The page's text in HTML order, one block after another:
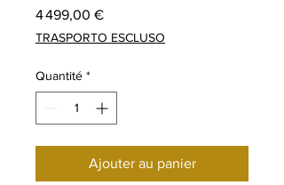
4 499,00 €Prix
TRASPORTO ESCLUSO
Quantité *
Ajouter au panier